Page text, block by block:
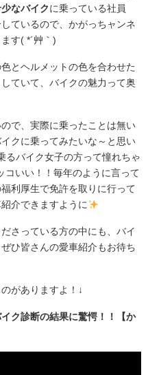
なバイクに乗っている社員
ているので、かがっちャンネ
す( *´艸｀)
とヘルメットの色を合わせた
ていて、バイクの魅力って奥
で、実際に乗ったことは無い
クに乗ってみたいな～と思い
るバイク女子の方って憧れちゃ
いい！！毎年のように言って
利厚生で免許を取りに行って
介できますように
さっている方の中にも、バイ
ひ皆さんの愛車紹介もお待ち
がありますよ！↓
ク診断の結果に驚愕！！【か